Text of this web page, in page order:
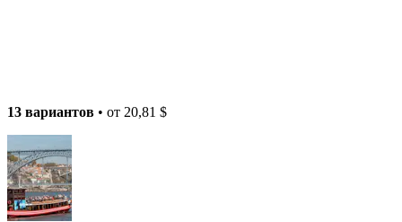
13 вариантов • от 20,81 $